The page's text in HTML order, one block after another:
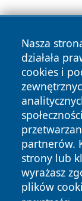
Nasza
działała
cookies i
partnerów.
strony lub
wyrażasz
plików
Copyright ©
zastrzeżone.